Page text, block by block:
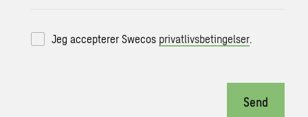
Jeg accepterer Swecos privatlivsbetingelser
Send